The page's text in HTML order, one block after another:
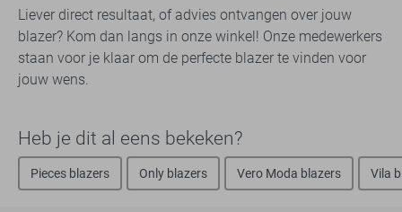
Liever direct resultaat, of advies ontvangen over jouw
blazer? Kom dan langs in onze winkel! Onze medewerkers
staan voor je klaar om de perfecte blazer te vinden voor
jouw wens.
Heb je dit al eens bekeken?
Pieces blazers Only blazers Vero Moda blazers Vila